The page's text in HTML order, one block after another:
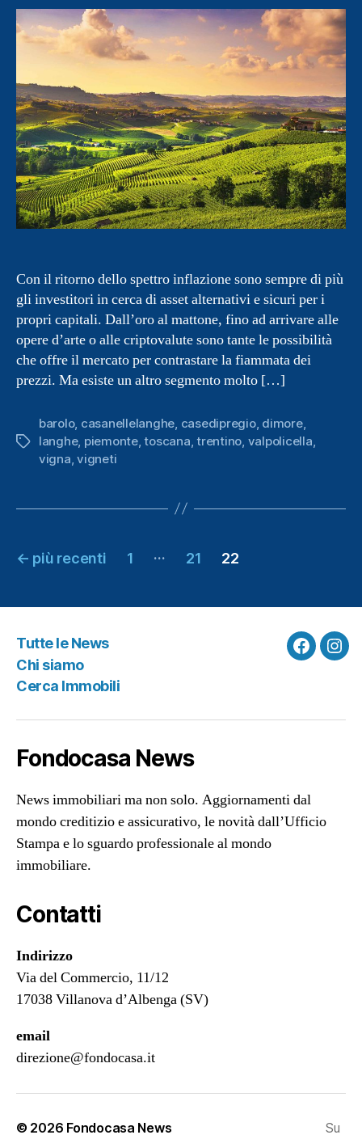
Con il ritorno dello spettro inflazione sono sempre di più
gli investitori in cerca di asset alternativi e sicuri per i
propri capitali. Dall’oro al mattone, fino ad arrivare alle
opere d’arte o alle criptovalute sono tante le possibilità
che offre il mercato per contrastare la fiammata dei
prezzi. Ma esiste un altro segmento molto […]
Tag
barolo, casanellelanghe casedipregio, dimore,
langhe, piemonte,toscana ,trentino valpolicella
vigna ,vigneti
Navigazione
← più recenti 1 … 21 22
Tutte le News
Chi siamo
Cerca Immobili
Fondocasa News
News immobiliari ma non solo. Aggiornamenti dal
mondo creditizio e assicurativo, le novità dall’Ufficio
Stampa e lo sguardo professionale al mondo
immobiliare.
Contatti
Indirizzo
Via del Commercio, 11/12
17038 Villanova d’Albenga (SV)
email
direzione@fondocasa.it
© 2026 Fondocasa News Su